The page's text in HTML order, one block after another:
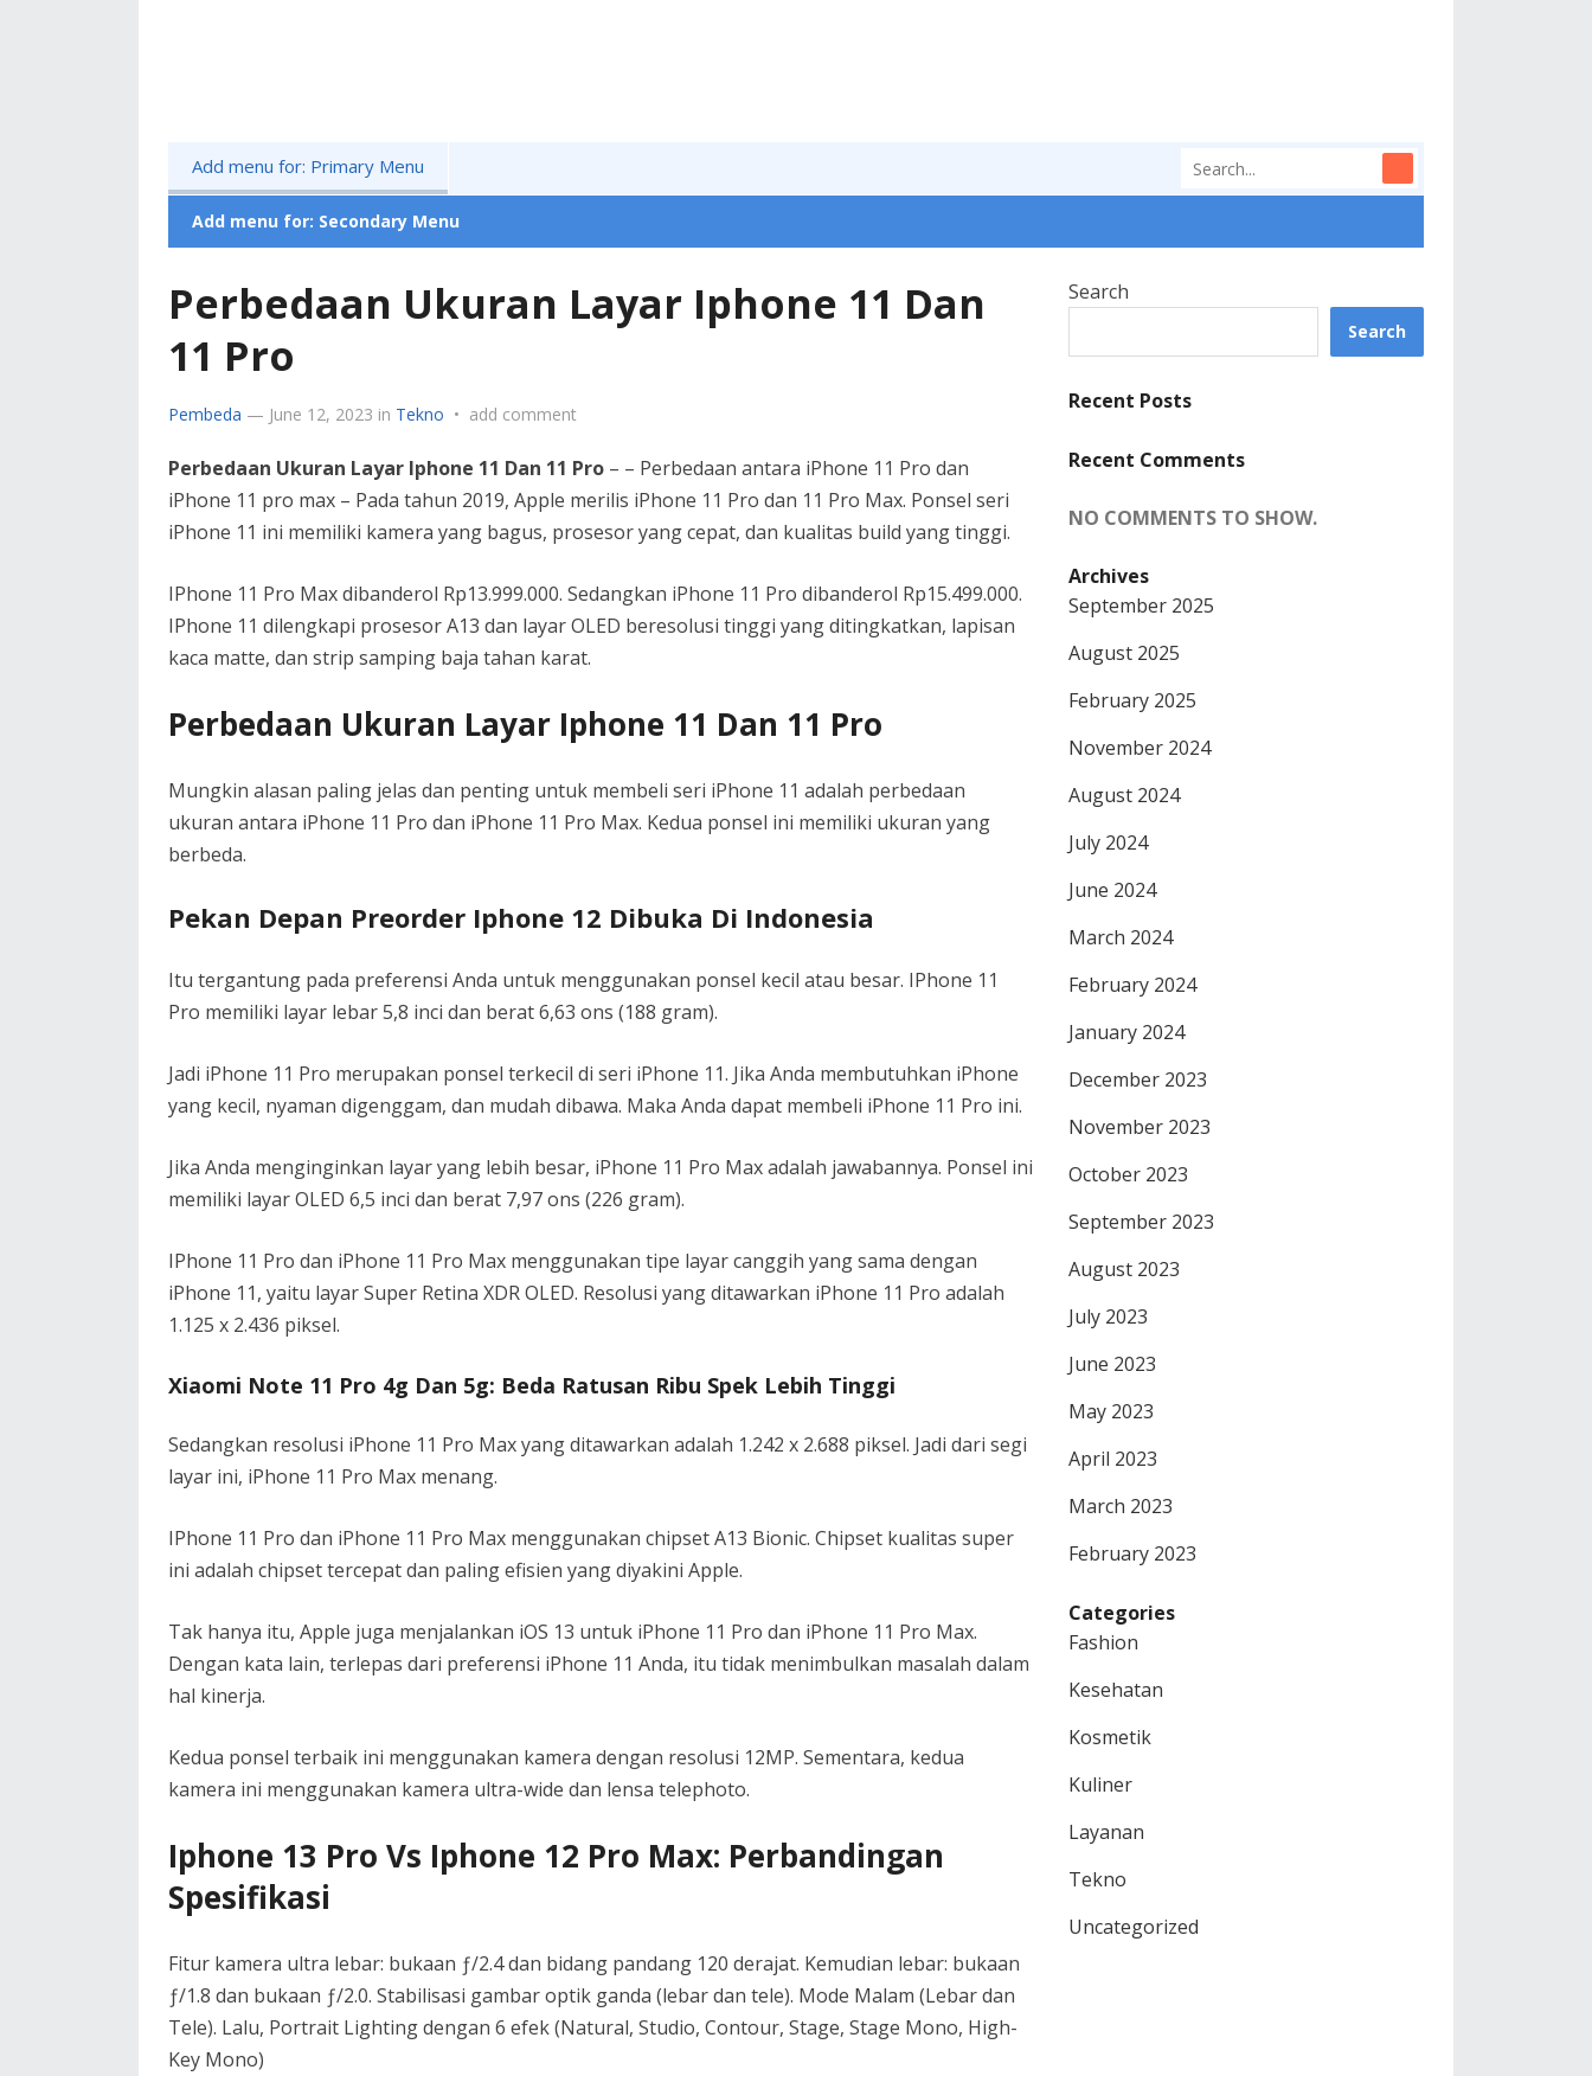
Add menu for: Primary Menu
Add menu for: Secondary Menu
Perbedaan Ukuran Layar Iphone 11 Dan
11 Pro
Pembeda — June 12, 2023 in Tekno • add comment
Perbedaan Ukuran Layar Iphone 11 Dan 11 Pro – – Perbedaan antara iPhone 11 Pro dan
iPhone 11 pro max – Pada tahun 2019, Apple merilis iPhone 11 Pro dan 11 Pro Max. Ponsel seri
iPhone 11 ini memiliki kamera yang bagus, prosesor yang cepat, dan kualitas build yang tinggi.
IPhone 11 Pro Max dibanderol Rp13.999.000. Sedangkan iPhone 11 Pro dibanderol Rp15.499.000.
IPhone 11 dilengkapi prosesor A13 dan layar OLED beresolusi tinggi yang ditingkatkan, lapisan
kaca matte, dan strip samping baja tahan karat.
Perbedaan Ukuran Layar Iphone 11 Dan 11 Pro
Mungkin alasan paling jelas dan penting untuk membeli seri iPhone 11 adalah perbedaan
ukuran antara iPhone 11 Pro dan iPhone 11 Pro Max. Kedua ponsel ini memiliki ukuran yang
berbeda.
Pekan Depan Preorder Iphone 12 Dibuka Di Indonesia
Itu tergantung pada preferensi Anda untuk menggunakan ponsel kecil atau besar. IPhone 11
Pro memiliki layar lebar 5,8 inci dan berat 6,63 ons (188 gram).
Jadi iPhone 11 Pro merupakan ponsel terkecil di seri iPhone 11. Jika Anda membutuhkan iPhone
yang kecil, nyaman digenggam, dan mudah dibawa. Maka Anda dapat membeli iPhone 11 Pro ini.
Jika Anda menginginkan layar yang lebih besar, iPhone 11 Pro Max adalah jawabannya. Ponsel ini
memiliki layar OLED 6,5 inci dan berat 7,97 ons (226 gram).
IPhone 11 Pro dan iPhone 11 Pro Max menggunakan tipe layar canggih yang sama dengan
iPhone 11, yaitu layar Super Retina XDR OLED. Resolusi yang ditawarkan iPhone 11 Pro adalah
1.125 x 2.436 piksel.
Xiaomi Note 11 Pro 4g Dan 5g: Beda Ratusan Ribu Spek Lebih Tinggi
Sedangkan resolusi iPhone 11 Pro Max yang ditawarkan adalah 1.242 x 2.688 piksel. Jadi dari segi
layar ini, iPhone 11 Pro Max menang.
IPhone 11 Pro dan iPhone 11 Pro Max menggunakan chipset A13 Bionic. Chipset kualitas super
ini adalah chipset tercepat dan paling efisien yang diyakini Apple.
Tak hanya itu, Apple juga menjalankan iOS 13 untuk iPhone 11 Pro dan iPhone 11 Pro Max.
Dengan kata lain, terlepas dari preferensi iPhone 11 Anda, itu tidak menimbulkan masalah dalam
hal kinerja.
Kedua ponsel terbaik ini menggunakan kamera dengan resolusi 12MP. Sementara, kedua
kamera ini menggunakan kamera ultra-wide dan lensa telephoto.
Iphone 13 Pro Vs Iphone 12 Pro Max: Perbandingan
Spesifikasi
Fitur kamera ultra lebar: bukaan ƒ/2.4 dan bidang pandang 120 derajat. Kemudian lebar: bukaan
ƒ/1.8 dan bukaan ƒ/2.0. Stabilisasi gambar optik ganda (lebar dan tele). Mode Malam (Lebar dan
Tele). Lalu, Portrait Lighting dengan 6 efek (Natural, Studio, Contour, Stage, Stage Mono, High-
Key Mono)
Search
Search
Recent Posts
Recent Comments
NO COMMENTS TO SHOW.
Archives
September 2025
August 2025
February 2025
November 2024
August 2024
July 2024
June 2024
March 2024
February 2024
January 2024
December 2023
November 2023
October 2023
September 2023
August 2023
July 2023
June 2023
May 2023
April 2023
March 2023
February 2023
Categories
Fashion
Kesehatan
Kosmetik
Kuliner
Layanan
Tekno
Uncategorized